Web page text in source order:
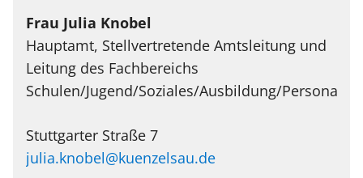
Frau Julia Knobel
Hauptamt, Stellvertretende Amtsleitung und
Leitung des Fachbereichs
Schulen/Jugend/Soziales/Ausbildung/
Stuttgarter Straße 7
julia.knobel@kuenzelsau.de